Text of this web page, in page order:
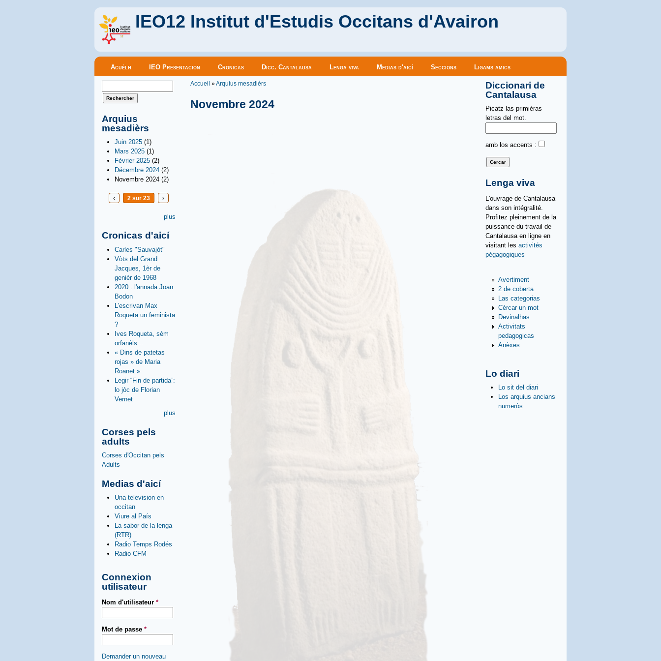
IEO12 Institut d'Estudis Occitans d'Avairon
Menu principal
Acuèlh IEO Presentacion Cronicas Dicc. Cantalausa Lenga viva Medias d'aicí Seccions Ligams amics
Formulaire de recherche
Arquius
mesadièrs
Juin 2025 (1)
Mars 2025 (1)
Février 2025 (2)
Décembre 2024 (2)
Novembre 2024 (2)
‹ 2 sur 23 ›
plus
Cronicas d'aicí
Carles "Sauvajòt"
Vòts del Grand
Jacques, 1èr de
genièr de 1968
2020 : l'annada Joan
Bodon
L'escrivan Max
Roqueta un feminista
?
Ives Roqueta, sèm
orfanèls...
« Dins de patetas
rojas » de Maria
Roanet »
Legir “Fin de partida”:
lo jòc de Florian
Vernet
plus
Corses pels
adults
Corses d'Occitan pels
Adults
Medias d'aicí
Una television en
occitan
Viure al País
La sabor de la lenga
(RTR)
Radio Temps Rodés
Radio CFM
Connexion
utilisateur
Nom d'utilisateur *
Mot de passe *
Demander un nouveau
Vous êtes ici
Accueil »Arquius mesadièrs
Novembre 2024
Diccionari de
Cantalausa
Picatz las primièras
letras del mot.
amb los accents :
Lenga viva
L'ouvrage de Cantalausa
dans son intégralité.
Profitez pleinement de la
puissance du travail de
Cantalausa en ligne en
visitant les activités
pégagogiques
Avertiment
2 de coberta
Las categorias
Cèrcar un mot
Devinalhas
Activitats
pedagogicas
Anèxes
Lo diari
Lo sit del diari
Los arquius ancians
numeròs